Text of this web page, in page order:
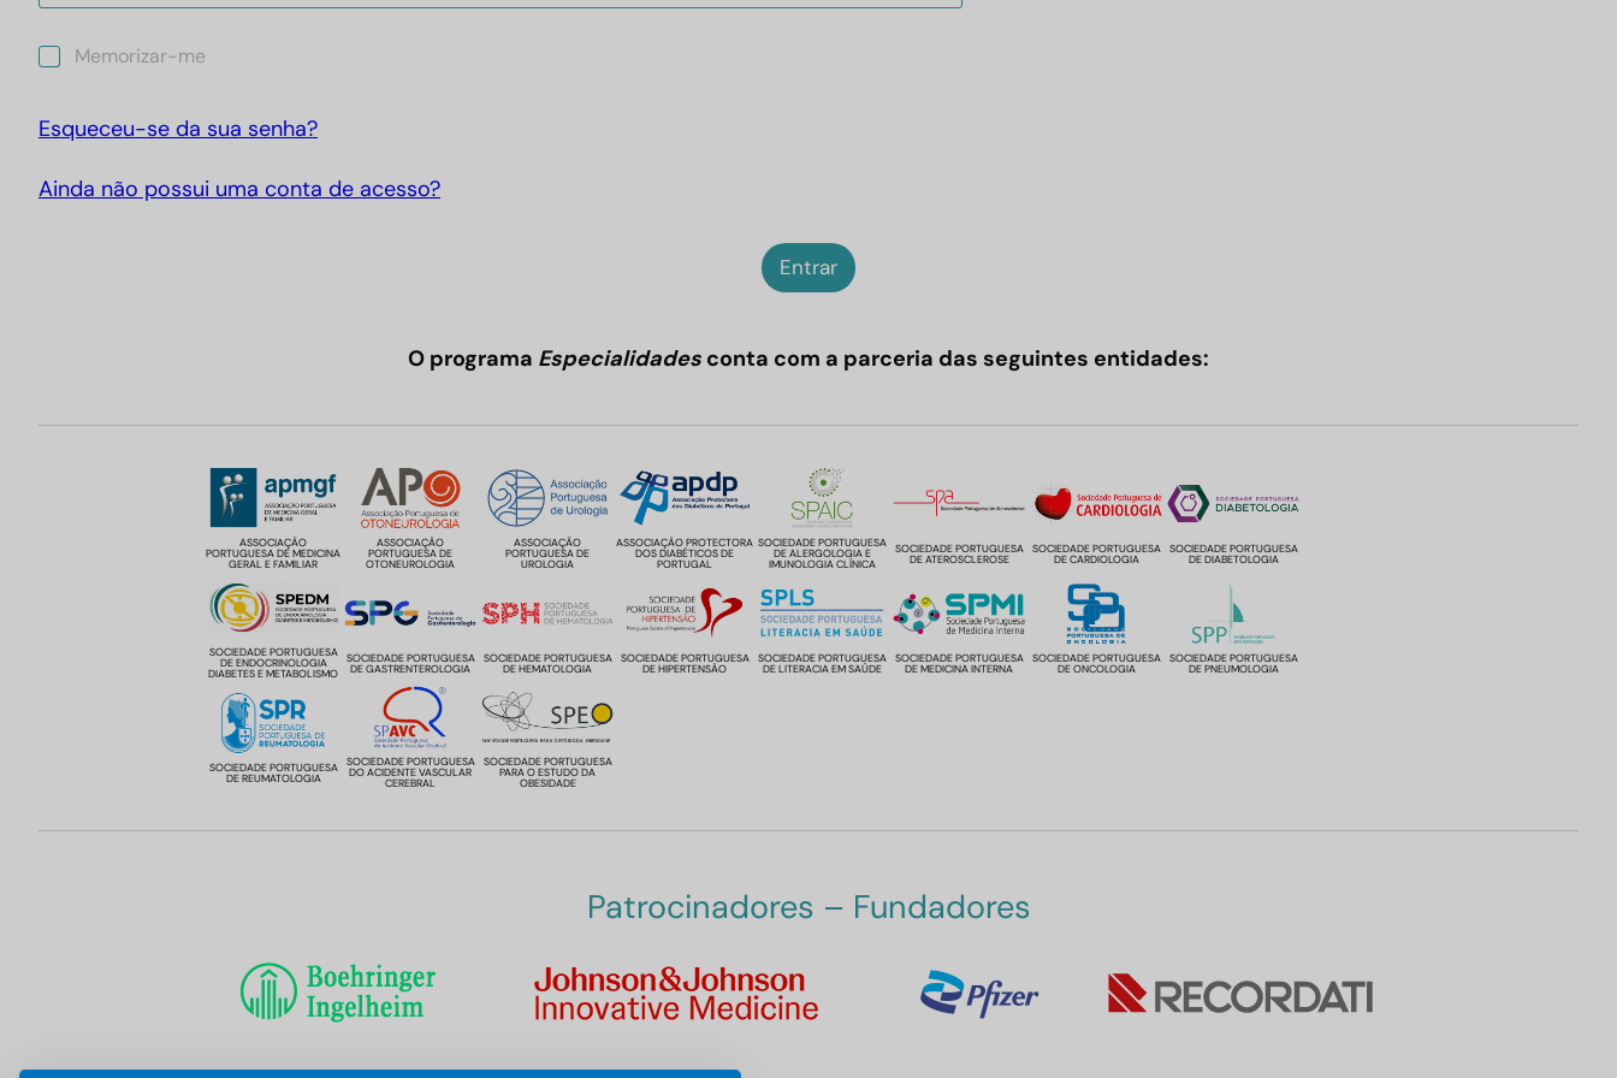
M
o
r
z
Memorizar-me
Esqueceu-se da sua senha?
Ainda não possui uma conta de acesso?
Entrar
O programa Especialidades conta com a parceria das seguintes entidades:
ASSOCIAÇÃO
PORTUGUESA DE MEDICINA
GERAL E FAMILIAR
ASSOCIAÇÃO
PORTUGUESA DE
OTONEUROLOGIA
ASSOCIAÇÃO
PORTUGUESA DE
UROLOGIA
ASSOCIAÇÃO PROTECTORA
DOS DIABÉTICOS DE
PORTUGAL
SOCIEDADE PORTUGUESA
DE ALERGOLOGIA E
IMUNOLOGIA CLÍNICA
SOCIEDADE PORTUGUESA
DE ATEROSCLEROSE
SOCIEDADE PORTUGUESA
DE CARDIOLOGIA
SOCIEDADE PORTUGUESA
DE DIABETOLOGIA
SOCIEDADE PORTUGUESA
DE ENDOCRINOLOGIA
DIABETES E METABOLISMO
SOCIEDADE PORTUGUESA
DE GASTRENTEROLOGIA
SOCIEDADE PORTUGUESA
DE HEMATOLOGIA
SOCIEDADE PORTUGUESA
DE HIPERTENSÃO
SOCIEDADE PORTUGUESA
DE LITERACIA EM SAÚDE
SOCIEDADE PORTUGUESA
DE MEDICINA INTERNA
SOCIEDADE PORTUGUESA
DE ONCOLOGIA
SOCIEDADE PORTUGUESA
DE PNEUMOLOGIA
SOCIEDADE PORTUGUESA
DE REUMATOLOGIA
SOCIEDADE PORTUGUESA
DO ACIDENTE VASCULAR
CEREBRAL
SOCIEDADE PORTUGUESA
PARA O ESTUDO DA
OBESIDADE
Patrocinadores – Fundadores